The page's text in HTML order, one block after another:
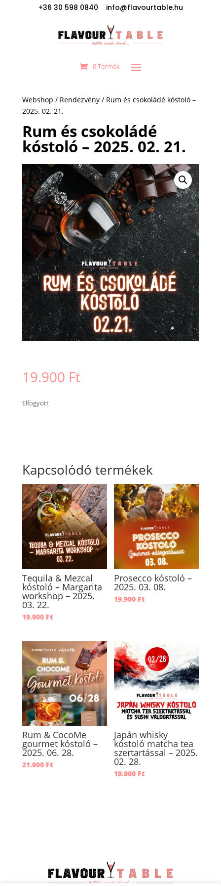
+36 30 598 0840 info@flavourtable.hu
0 Termék
Webshop / Rendezvény/ Rum és csokoládé kóstoló –
2025. 02. 21.
Rum és csokoládé
kóstoló – 2025. 02. 21.
19.900 Ft
Elfogyott
Kapcsolódó termékek
Tequila & Mezcal
kóstoló – Margarita
workshop – 2025.
03. 22.
19.900 Ft
Prosecco kóstoló –
2025. 03. 08.
19.900 Ft
Rum & CocoMe
gourmet kóstoló –
2025. 06. 28.
21.900 Ft
Japán whisky
kóstoló matcha tea
szertartással – 2025.
02. 28.
19.900 Ft